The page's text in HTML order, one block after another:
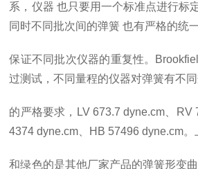
系，仪器 也只要用一个标准点进行标
同时不同批次间的弹簧 也有严格的统
保证不同批次仪器的重复性。
过测试，不同量程的仪器对弹簧有不
的严格要求， LV 673.7 dyne.cm RV
4374 dyne.cm HB 57496 dyne.cm。
和绿色的是其他厂家产品的弹簧形变